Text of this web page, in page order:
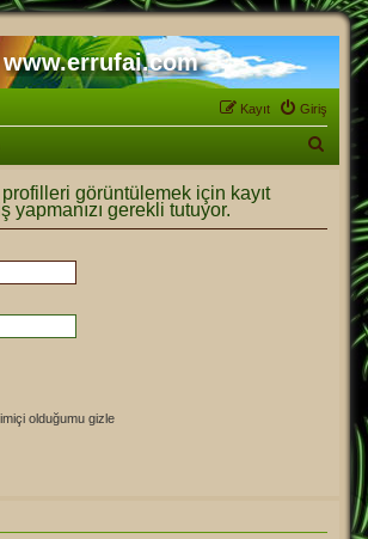
www.errufai.com
Giriş
Kayıt
görüntülemek için kayıt
yapmanızı gerekli tutuyor.
olduğumu gizle